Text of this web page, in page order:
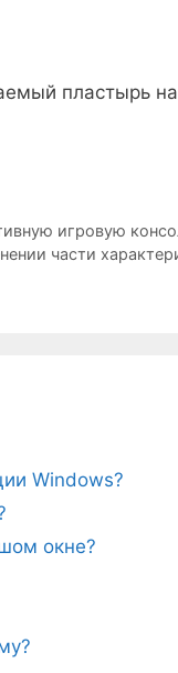
игровую
части
Windows?
окне?